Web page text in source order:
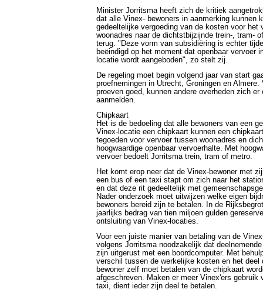
Minister Jorritsma heeft zich de kritiek
dat alle Vinex- bewoners in aanmerking kunnen
gedeeltelijke vergoeding van de kosten voor het
woonadres naar de dichtstbijzijnde trein-, tram-
terug. "Deze vorm van subsidiëring is echter
beëindigd op het moment dat openbaar vervoer
locatie wordt aangeboden", zo stelt zij.
De regeling moet begin volgend jaar van start
proefnemingen in Utrecht, Groningen en Almere.
proeven goed, kunnen andere overheden zich er
aanmelden.
Chipkaart
Het is de bedoeling dat alle bewoners van een
Vinex-locatie een chipkaart kunnen een
tegoeden voor vervoer tussen woonadres en
hoogwaardige openbaar vervoerhalte. Met
vervoer bedoelt Jorritsma trein, tram of metro.
Het komt erop neer dat de Vinex-bewoner met
een bus of een taxi stapt om zich naar het
en dat deze rit gedeeltelijk met
Nader onderzoek moet uitwijzen welke eigen
bewoners bereid zijn te betalen. In de
jaarlijks bedrag van tien miljoen gulden
ontsluiting van Vinex-locaties.
Voor een juiste manier van betaling van de
volgens Jorritsma noodzakelijk dat
zijn uitgerust met een boordcomputer. Met
verschil tussen de werkelijke kosten en het deel
bewoner zelf moet betalen van de chipkaart
afgeschreven. Maken er meer Vinex'ers gebruik
taxi, dient ieder zijn deel te betalen.